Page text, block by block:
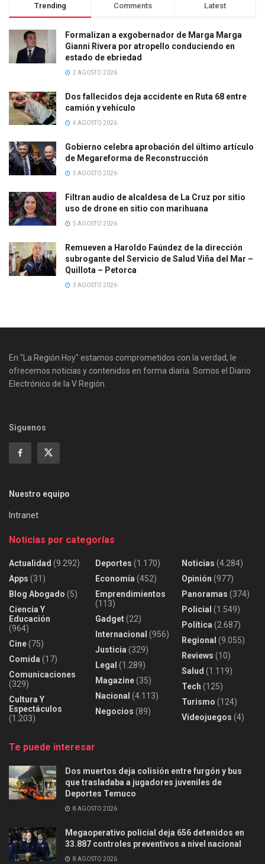
Trending Comments Latest
Formalizan a exgobernador de Marga Marga
Gianni Rivera por atropello conduciendo en
estado de ebriedad
2 AGOSTO 2026
Dos fallecidos deja accidente en Ruta 68 entre
camión y vehículo
4 AGOSTO 2026
Gobierno celebra aprobación del último artículo
de Megareforma de Reconstrucción
5 AGOSTO 2026
Filtran audio de alcaldesa de La Cruz por sitio
uso de drone en sitio con marihuana
5 AGOSTO 2026
Remueven a Haroldo Faúndez de la dirección
subrogante del Servicio de Salud Viña del Mar –
Quillota – Petorca
3 AGOSTO 2026
En "La Región Hoy" estamos comprometidos con la verdad, le
ofrecemos noticias y contenidos en forma diaria. Somos el Diario
Electrónico de la V Región.
Siguenos
Nuestro equipo
Intranet
Noticias por categorías
Actualidad (9.292)
Apps (31)
Blog Abogado (5)
Ciencia Y
Educación
(964)
Cine(75)
Comida (17)
Comunicaciones
(329)
Cultura Y
Espectáculos
(1.203)
Deportes (1.170)
Economía (452)
Emprendimientos
(113)
Gadget(22)
Internacional (956)
Justicia (329)
Legal (1.289)
Magazine(35)
Nacional (4.113)
Negocios (89)
Noticias (4.284)
Opinión (977)
Panoramas (374)
Policial (1.549)
Política (2.687)
Regional (9.055)
Reviews (10)
Salud (1.119)
Tech (125)
Turismo (124)
Videojuegos (4)
Te puede interesar
Dos muertos deja colisión entre furgón y bus
que trasladaba a jugadores juveniles de
Deportes Temuco
8 AGOSTO 2026
Megaoperativo policial deja 656 detenidos en
33.887 controles preventivos a nivel nacional
8 AGOSTO 2026